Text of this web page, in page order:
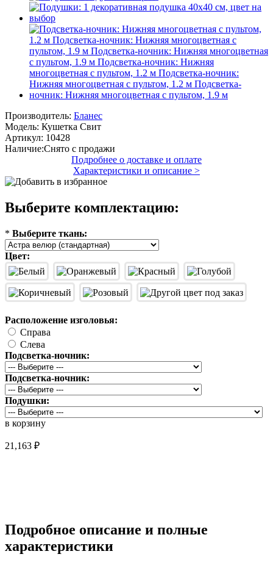
Производитель: Бланес
Модель: Кушетка Свит
Артикул: 10428
Наличие:Снято с продажи
Подробнее о доставке и оплате
Характеристики и описание >
Выберите комплектацию:
* Выберите ткань:
Цвет:
Расположение изголовья:
Справа
Слева
Подсветка-ночник:
Подсветка-ночник:
Подушки:
в корзину
21,163 ₽
Подробное описание и полные
характеристики